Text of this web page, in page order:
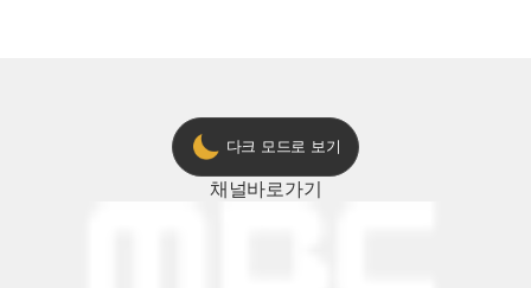
다크 모드로 보기
채널바로가기